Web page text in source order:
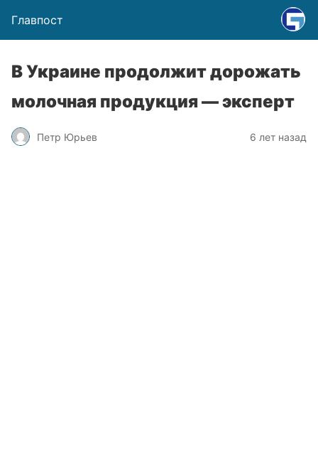
Главпост
В Украине продолжит дорожать
молочная продукция — эксперт
Петр Юрьев 6 лет назад